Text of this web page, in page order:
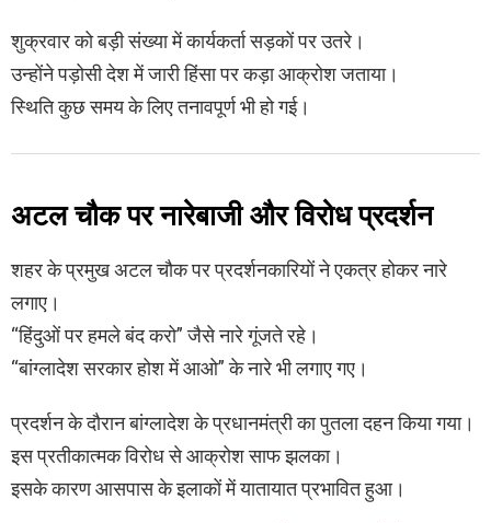
शुक्रवार को बड़ी संख्या में कार्यकर्ता सड़कों पर उतरे।
उन्होंने पड़ोसी देश में जारी हिंसा पर कड़ा आक्रोश जताया।
स्थिति कुछ समय के लिए तनावपूर्ण भी हो गई।
अटल चौक पर नारेबाजी और विरोध प्रदर्शन
शहर के प्रमुख अटल चौक पर प्रदर्शनकारियों ने एकत्र होकर नारे
लगाए।
“हिंदुओं पर हमले बंद करो” जैसे नारे गूंजते रहे।
“बांग्लादेश सरकार होश में आओ” के नारे भी लगाए गए।
प्रदर्शन के दौरान बांग्लादेश के प्रधानमंत्री का पुतला दहन किया गया।
इस प्रतीकात्मक विरोध से आक्रोश साफ झलका।
इसके कारण आसपास के इलाकों में यातायात प्रभावित हुआ।